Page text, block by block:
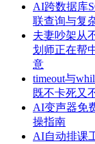
AI跨数据库
联查询与复
夫妻吵架从
划师正在帮
意
timeout与
既不卡死又
AI变声器免
操指南
AI自动排课